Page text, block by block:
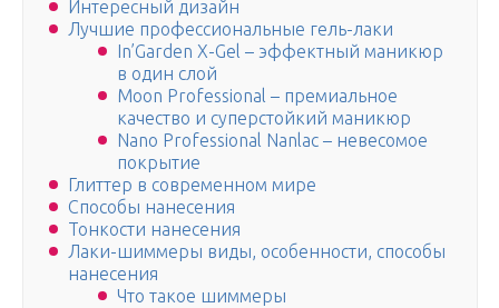
Интересный дизайн
Лучшие профессиональные гель-лаки
In’Garden X-Gel – эффектный маникюр
в один слой
Moon Professional – премиальное
качество и суперстойкий маникюр
Nano Professional Nanlac – невесомое
покрытие
Глиттер в современном мире
Способы нанесения
Тонкости нанесения
Лаки-шиммеры виды, особенности, способы
нанесения
Что такое шиммеры